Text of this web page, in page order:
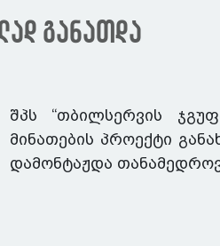
განათდა
შპს “თბილსერვის
მინათების პროექტი
დამონტაჟდა